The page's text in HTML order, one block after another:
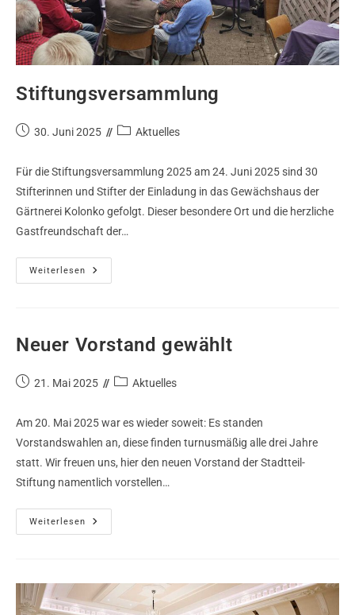
Stiftungsversammlung
30. Juni 2025 Aktuelles
Für die Stiftungsversammlung 2025 am 24. Juni 2025 sind 30
Stifterinnen und Stifter der Einladung in das Gewächshaus der
Gärtnerei Kolonko gefolgt. Dieser besondere Ort und die herzliche
Gastfreundschaft der…
Weiterlesen
Neuer Vorstand gewählt
21. Mai 2025 Aktuelles
Am 20. Mai 2025 war es wieder soweit: Es standen
Vorstandswahlen an, diese finden turnusmäßig alle drei Jahre
statt. Wir freuen uns, hier den neuen Vorstand der Stadtteil-
Stiftung namentlich vorstellen…
Weiterlesen